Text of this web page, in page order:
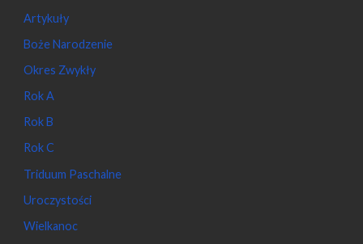
Artykuły
Boże Narodzenie
Okres Zwykły
Rok A
Rok B
Rok C
Triduum Paschalne
Uroczystości
Wielkanoc